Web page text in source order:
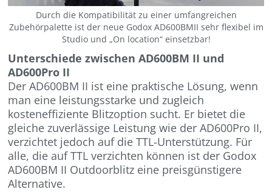
Durch die Kompatibilität zu einer umfangreichen
Zubehörpalette ist der neue Godox AD600BMII sehr flexibel im
Studio und „On location“ einsetzbar!
Unterschiede zwischen AD600BM II und
AD600Pro II
Der AD600BM II ist eine praktische Lösung, wenn
man eine leistungsstarke und zugleich
kosteneffiziente Blitzoption sucht. Er bietet die
gleiche zuverlässige Leistung wie der AD600Pro II,
verzichtet jedoch auf die TTL-Unterstützung. Für
alle, die auf TTL verzichten können ist der Godox
AD600BM II Outdoorblitz eine preisgünstigere
Alternative.